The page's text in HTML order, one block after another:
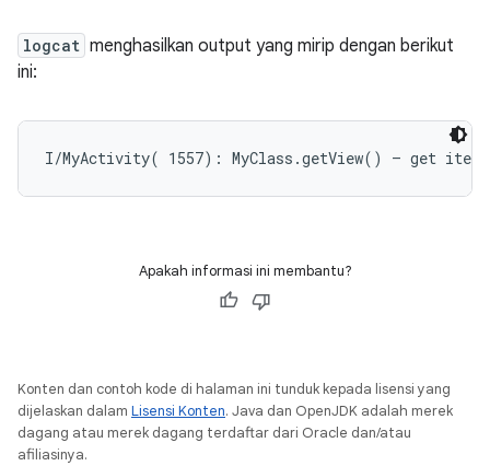
logcat menghasilkan output yang mirip dengan berikut
ini:
Apakah informasi ini membantu?
Konten dan contoh kode di halaman ini tunduk kepada lisensi yang
dijelaskan dalam Lisensi Konten. Java dan OpenJDK adalah merek
dagang atau merek dagang terdaftar dari Oracle dan/atau
afiliasinya.